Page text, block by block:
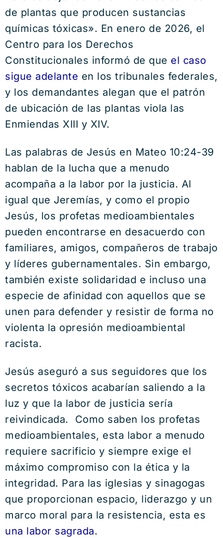
de plantas que producen sustancias
químicas tóxicas». En enero de 2026, el
Centro para los Derechos
Constitucionales informó de que el caso
sigue adelante en los tribunales federales,
y los demandantes alegan que el patrón
de ubicación de las plantas viola las
Enmiendas XIII y XIV.
Las palabras de Jesús en Mateo 10:24-39
hablan de la lucha que a menudo
acompaña a la labor por la justicia. Al
igual que Jeremías, y como el propio
Jesús, los profetas medioambientales
pueden encontrarse en desacuerdo con
familiares, amigos, compañeros de trabajo
y líderes gubernamentales. Sin embargo,
también existe solidaridad e incluso una
especie de afinidad con aquellos que se
unen para defender y resistir de forma no
violenta la opresión medioambiental
racista.
Jesús aseguró a sus seguidores que los
secretos tóxicos acabarían saliendo a la
luz y que la labor de justicia sería
reivindicada. Como saben los profetas
medioambientales, esta labor a menudo
requiere sacrificio y siempre exige el
máximo compromiso con la ética y la
integridad. Para las iglesias y sinagogas
que proporcionan espacio, liderazgo y un
marco moral para la resistencia, esta es
una labor sagrada.